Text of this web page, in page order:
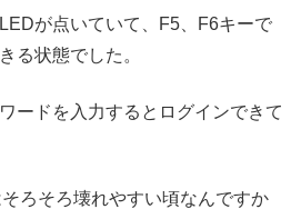
が点いていて、F5、F6キーで
る状態でした。
ードを入力するとログインできて
ろそろ壊れやすい頃なんですか